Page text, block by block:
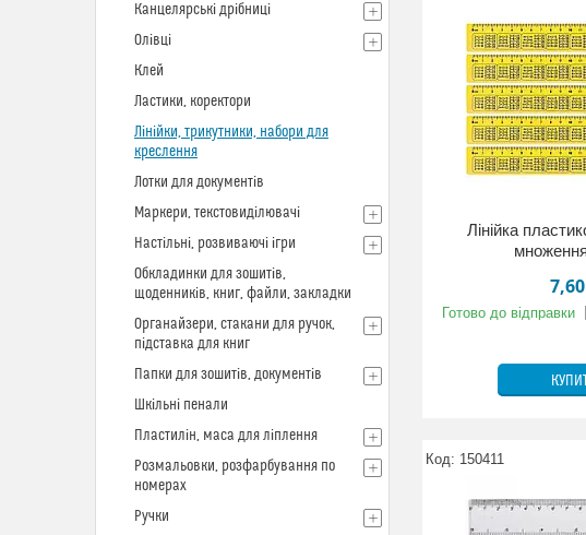
Лінійка
Готово до відправки
150411
Канцелярські дрібниці
Олівці
Клей
Ластики, коректори
Лінійки, трикутники, набори для
креслення
Лотки для документів
Маркери, текстовиділювачі
Настільні, розвиваючі ігри
Обкладинки для зошитів,
щоденників, книг, файли, закладки
Органайзери, стакани для ручок,
підставка для книг
Папки для зошитів, документів
Шкільні пенали
Пластилін, маса для ліплення
Розмальовки, розфарбування по
номерах
Ручки